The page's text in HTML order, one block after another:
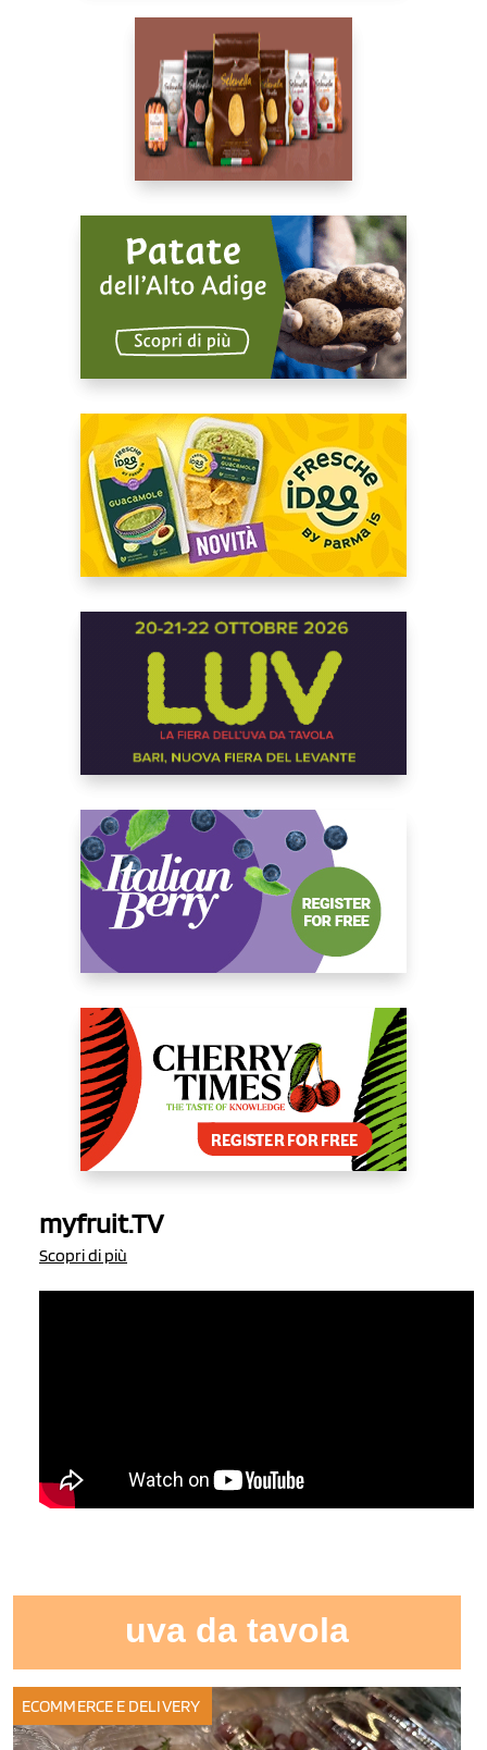
myfruit.TV
Scopri di più
uva da tavola
ECOMMERCE E DELIVERY